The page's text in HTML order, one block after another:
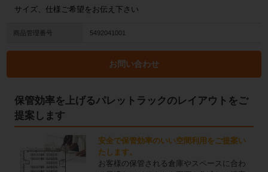
サイズ、仕様ご希望をお伝え下さい
商品管理番号 5492041001
お問い合わせ
保管効率を上げるパレットラックのレイアウトをご
提案します
安全で保管効率のいい空間利用をご提案い
たします。
お客様の保管される倉庫やスペースに合わ